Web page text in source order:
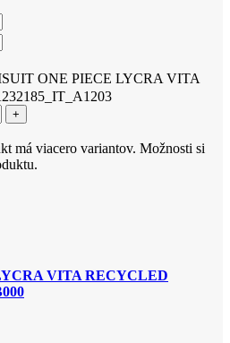
ONE PIECE LYCRA VITA
má viacero variantov. Možnosti si
VITA RECYCLED